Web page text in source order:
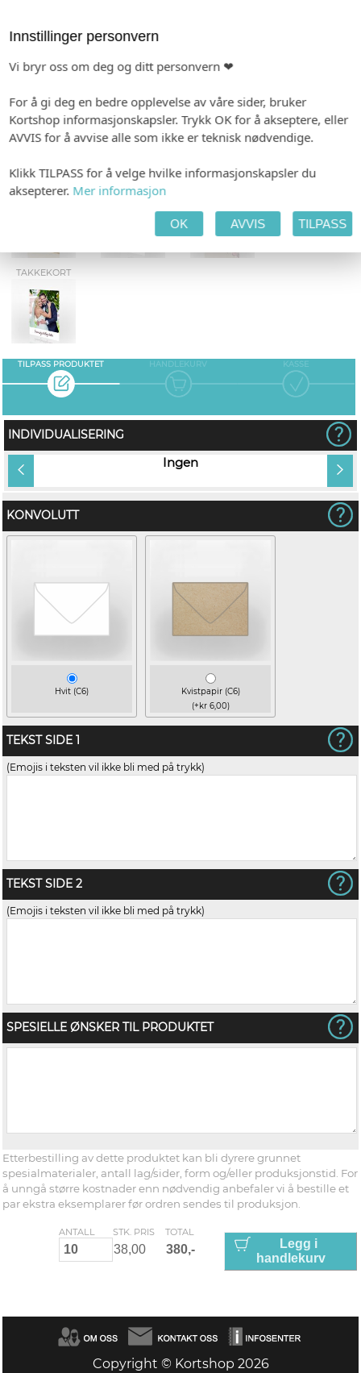
GAVELISTE GJESTEBOK VIELSEPROGRAM
KONFETTIKORT MENY
TAKKEKORT
TILPASS PRODUKTET HANDLEKURV KASSE
INDIVIDUALISERING
Ingen
KONVOLUTT
Hvit (C6)
Kvistpapir (C6)
(+kr 6,00)
TEKST SIDE 1
(Emojis i teksten vil ikke bli med på trykk)
TEKST SIDE 2
(Emojis i teksten vil ikke bli med på trykk)
SPESIELLE ØNSKER TIL PRODUKTET
Etterbestilling av dette produktet kan bli dyrere grunnet
spesialmaterialer, antall lag/sider, form og/eller produksjonstid. For
å unngå større kostnader enn nødvendig anbefaler vi å bestille et
par ekstra eksemplarer før ordren sendes til produksjon.
ANTALL STK. PRIS TOTAL
Legg i
handlekurv
Copyright © Kortshop 2026
Innstillinger personvern
Vi bryr oss om deg og ditt personvern ❤
For å gi deg en bedre opplevelse av våre sider, bruker
Kortshop informasjonskapsler. Trykk OK for å akseptere, eller
AVVIS for å avvise alle som ikke er teknisk nødvendige.
Klikk TILPASS for å velge hvilke informasjonskapsler du
aksepterer. Mer informasjon
OK AVVIS TILPASS